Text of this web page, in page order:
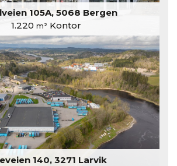
105A, 5068 Bergen
1.220 m² Kontor
140, 3271 Larvik